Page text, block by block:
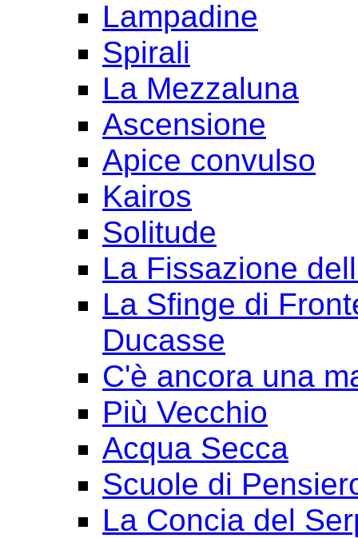
Lampadine
Spirali
La Mezzaluna
Ascensione
Apice convulso
Kairos
Solitude
La Fissazione
La Sfinge di
Ducasse
C'è ancora una
Più Vecchio
Acqua Secca
Scuole di
La Concia del